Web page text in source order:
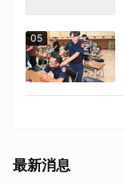
05
最新消息